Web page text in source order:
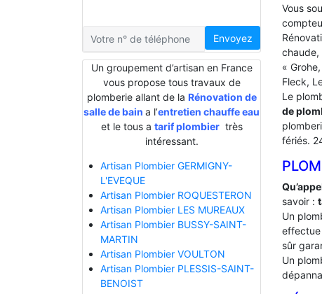
Envoyez
Un groupement d’artisan en France
vous propose tous travaux de
plomberie allant de la Rénovation de
salle de bain a l’entretien chauffe eau
et le tous a tarif plombiertrès
intéressant.
Artisan Plombier GERMIGNY-
L'EVEQUE
Artisan Plombier ROQUESTERON
Artisan Plombier LES MUREAUX
Artisan Plombier BUSSY-SAINT-
MARTIN
Artisan Plombier VOULTON
Artisan Plombier PLESSIS-SAINT-
BENOIST
Vous
chaude,
«
Fleck,
Le
de
fériés.
savoir :
Un
effectue
sûr
Un